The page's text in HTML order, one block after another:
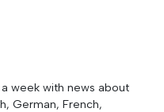
week with news about
German, French,